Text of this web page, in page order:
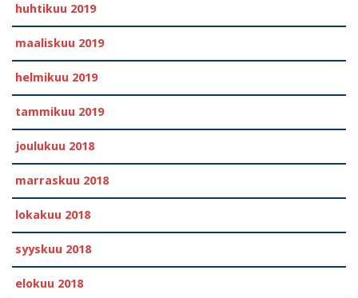
huhtikuu 2019
maaliskuu 2019
helmikuu 2019
tammikuu 2019
joulukuu 2018
marraskuu 2018
lokakuu 2018
syyskuu 2018
elokuu 2018